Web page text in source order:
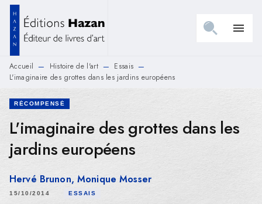
MENU RECHERCHE
PIED DE PAGE
menu
Accueil — Histoire de l'art — Essais —
L'imaginaire des grottes dans les jardins européens
RÉCOMPENSÉ
L'imaginaire des grottes dans les
jardins européens
Hervé Brunon,Monique Mosser
15/10/2014 ESSAIS